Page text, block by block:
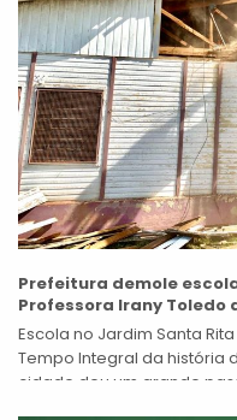
Prefeitura demole
Professora Irany Toledo
Escola no Jardim Santa
Tempo Integral da história
cidade deu um grande